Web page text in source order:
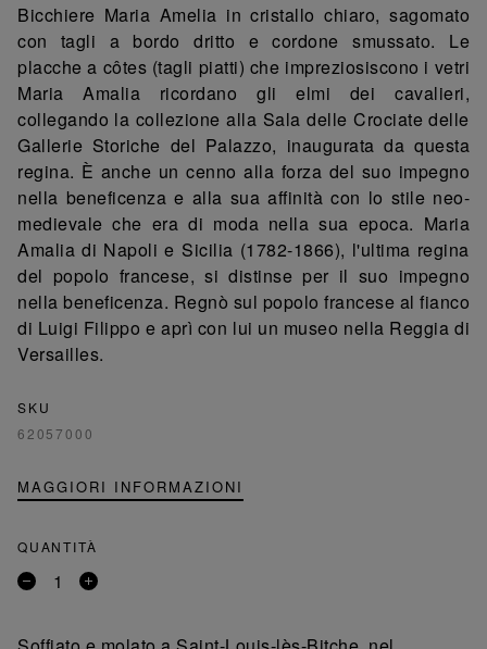
Bicchiere Maria Amelia in cristallo chiaro, sagomato
con tagli a bordo dritto e cordone smussato. Le
placche a côtes (tagli piatti) che impreziosiscono i vetri
Maria Amalia ricordano gli elmi dei cavalieri,
collegando la collezione alla Sala delle Crociate delle
Gallerie Storiche del Palazzo, inaugurata da questa
regina. È anche un cenno alla forza del suo impegno
nella beneficenza e alla sua affinità con lo stile neo-
medievale che era di moda nella sua epoca. Maria
Amalia di Napoli e Sicilia (1782-1866), l'ultima regina
del popolo francese, si distinse per il suo impegno
nella beneficenza. Regnò sul popolo francese al fianco
di Luigi Filippo e aprì con lui un museo nella Reggia di
Versailles.
SKU
62057000
MAGGIORI INFORMAZIONI
QUANTITÀ
Rimuovi
Aggiungi